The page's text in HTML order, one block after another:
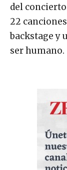
del
22
backstage y
ser humano.